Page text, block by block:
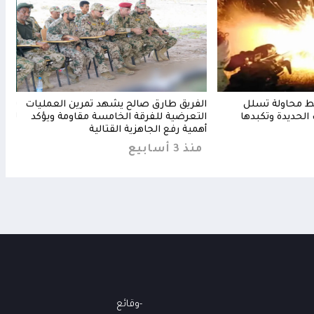
محاولة تسلل
وتكبدها
الفريق طارق صالح يشهد تمرين العمليات
التعرضية للفرقة الخامسة مقاومة ويؤكد
أهمية رفع الجاهزية القتالية
منذ 3 أسابيع
وقائع